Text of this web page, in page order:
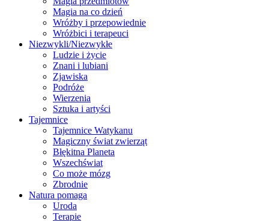
Magia na co dzień
Wróżby i przepowiednie
Wróżbici i terapeuci
Niezwykli/Niezwykłe
Ludzie i życie
Znani i lubiani
Zjawiska
Podróże
Wierzenia
Sztuka i artyści
Tajemnice
Tajemnice Watykanu
Magiczny świat zwierząt
Błękitna Planeta
Wszechświat
Co może mózg
Zbrodnie
Natura pomaga
Uroda
Terapie